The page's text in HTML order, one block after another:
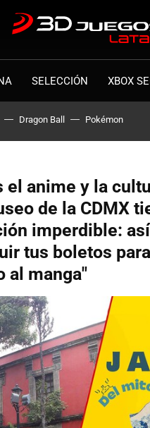
SELECCIÓN XBOX
DE
Dragon Ball Pokémon
el anime y la
de la CDMX
imperdible:
tus boletos
al manga"